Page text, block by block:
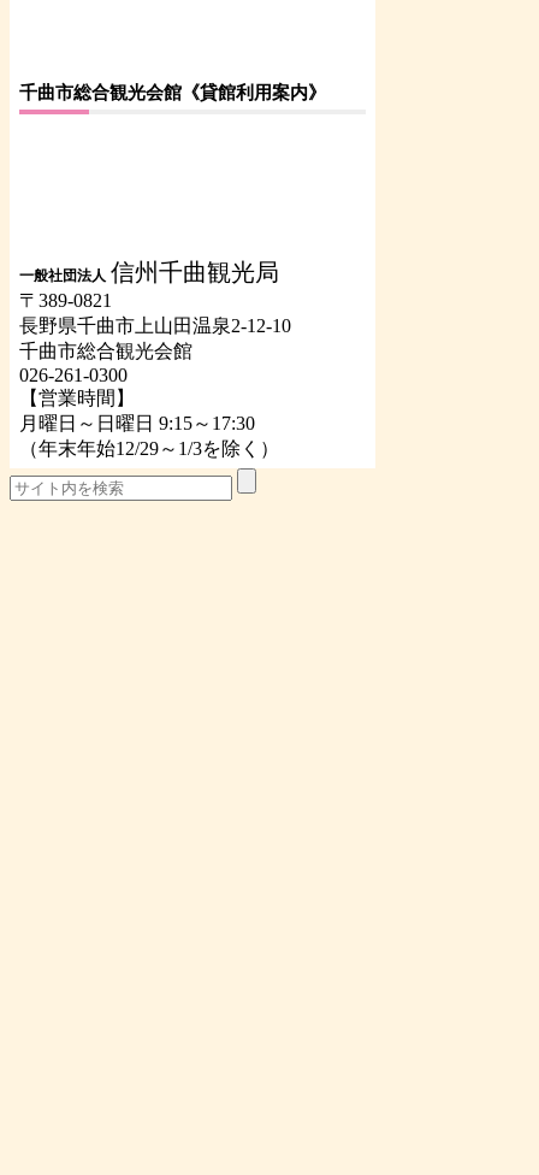
千曲市総合観光会館《貸館利用案内》
一般社団法人 信州千曲観光局
〒389-0821
長野県千曲市上山田温泉2-12-10
千曲市総合観光会館
026-261-0300
【営業時間】
月曜日～日曜日 9:15～17:30
（年末年始12/29～1/3を除く）